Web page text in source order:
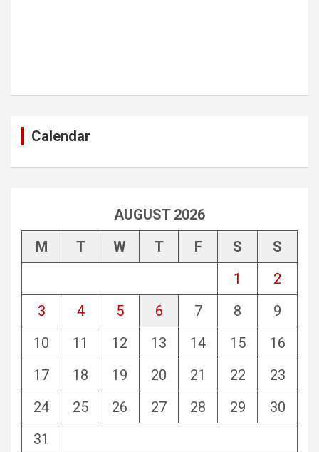
Calendar
AUGUST 2026
M
T W T F S
S
1
2
3
4 5 6 7 8
9
10
11 12 13 14 15
16
17
18 19 20 21 22
23
24
25 26 27 28 29
30
31